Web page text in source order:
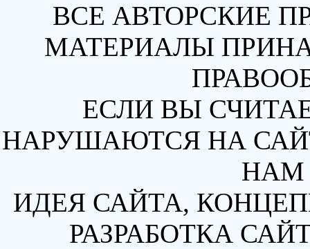
ВСЕ АВТОРСКИЕ
МАТЕРИАЛЫ
ЕСЛИ ВЫ
НАРУШАЮТСЯ НА
НАМ
ИДЕЯ САЙТА,
РАЗРАБОТКА